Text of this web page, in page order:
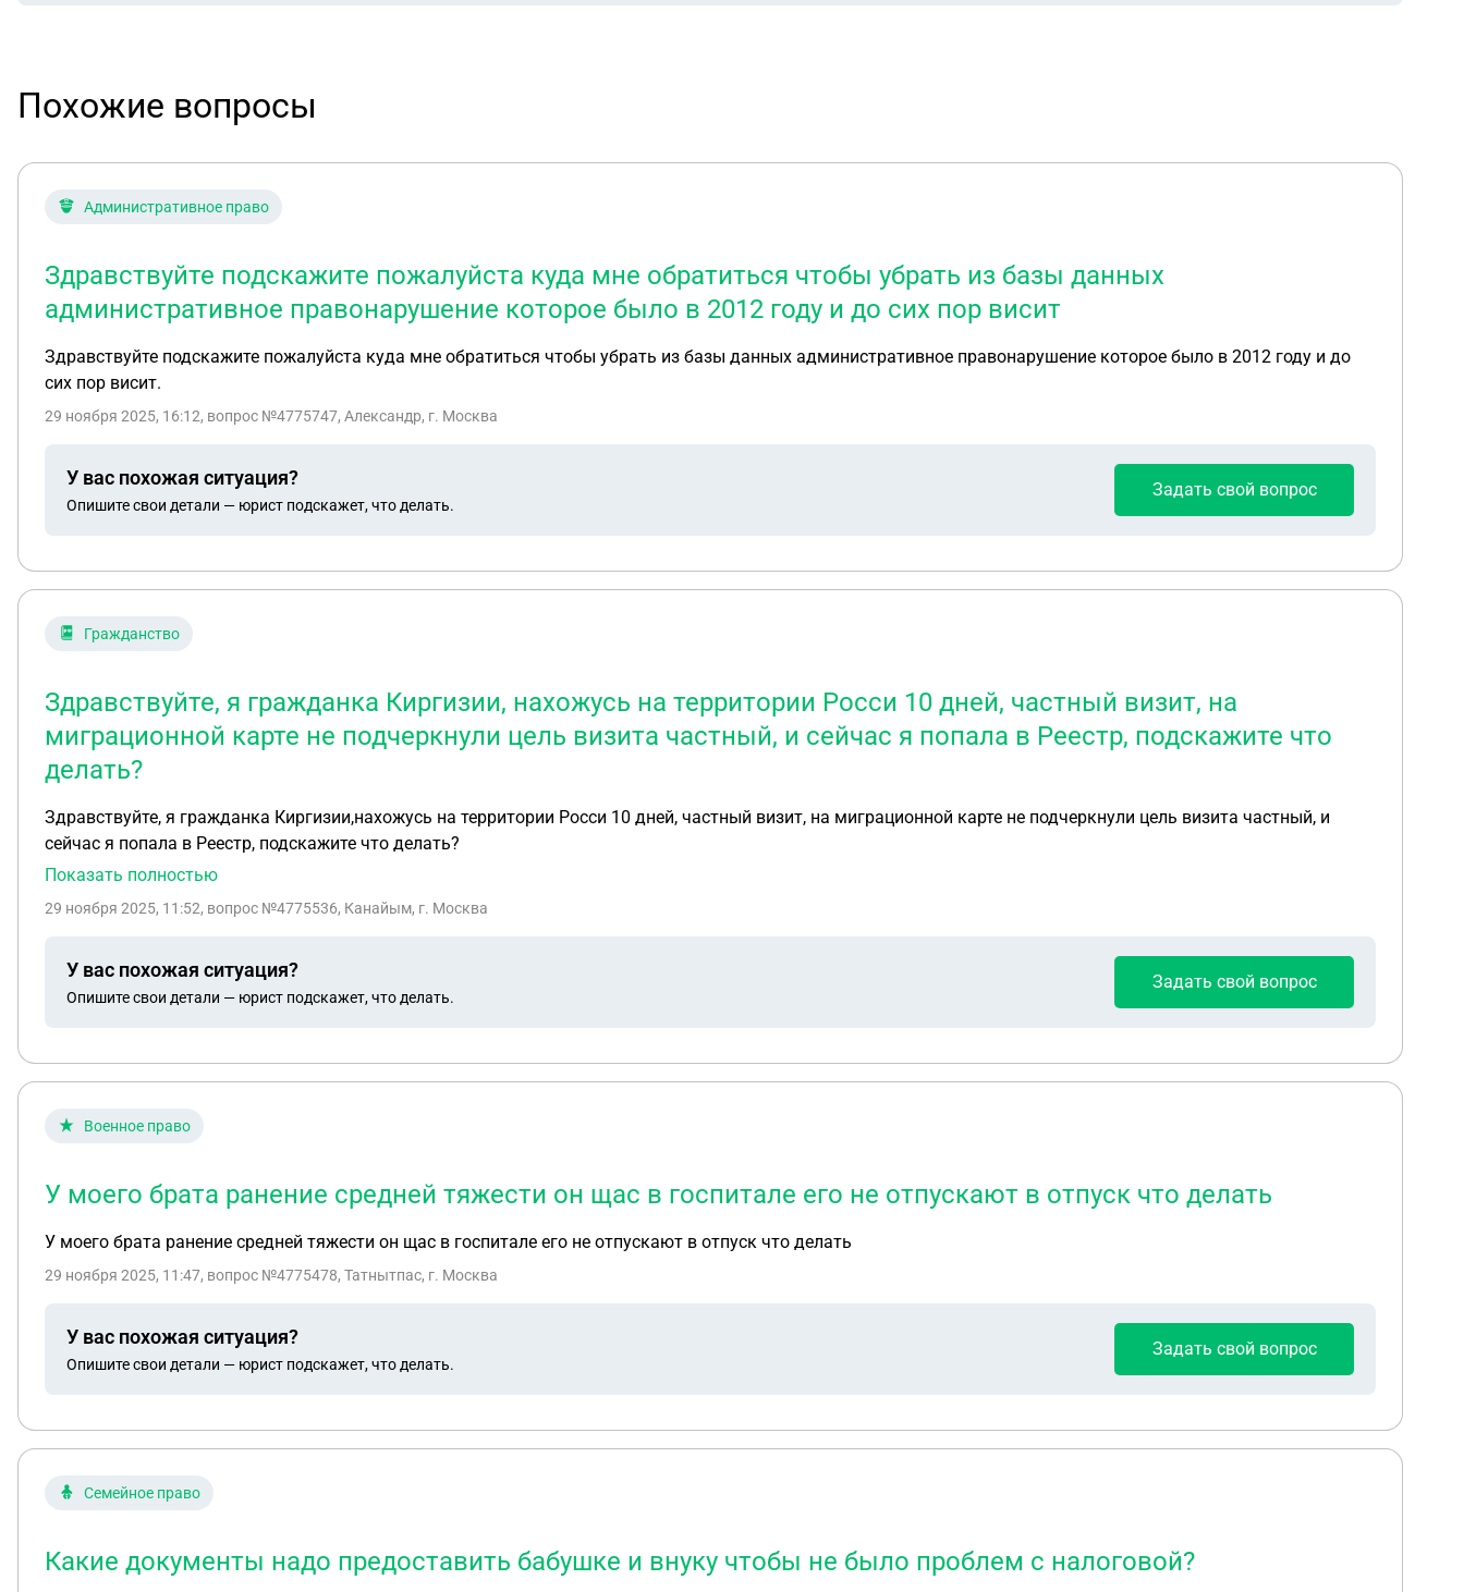
Похожие вопросы
Административное право
Здравствуйте подскажите пожалуйста куда мне обратиться чтобы убрать из базы данных
административное правонарушение которое было в 2012 году и до сих пор висит
Здравствуйте подскажите пожалуйста куда мне обратиться чтобы убрать из базы данных административное правонарушение которое было в 2012 году и до
сих пор висит.
29 ноября 2025, 16:12, вопрос №4775747, Александр, г. Москва
У вас похожая ситуация?
Опишите свои детали — юрист подскажет, что делать.
Задать свой вопрос
Гражданство
Здравствуйте, я гражданка Киргизии, нахожусь на территории Росси 10 дней, частный визит, на
миграционной карте не подчеркнули цель визита частный, и сейчас я попала в Реестр, подскажите что
делать?
Здравствуйте, я гражданка Киргизии,нахожусь на территории Росси 10 дней, частный визит, на миграционной карте не подчеркнули цель визита частный, и
сейчас я попала в Реестр, подскажите что делать?
Показать полностью
29 ноября 2025, 11:52, вопрос №4775536, Канайым, г. Москва
У вас похожая ситуация?
Опишите свои детали — юрист подскажет, что делать.
Задать свой вопрос
Военное право
У моего брата ранение средней тяжести он щас в госпитале его не отпускают в отпуск что делать
У моего брата ранение средней тяжести он щас в госпитале его не отпускают в отпуск что делать
29 ноября 2025, 11:47, вопрос №4775478, Татнытпас, г. Москва
У вас похожая ситуация?
Опишите свои детали — юрист подскажет, что делать.
Задать свой вопрос
Семейное право
Какие документы надо предоставить бабушке и внуку чтобы не было проблем с налоговой?